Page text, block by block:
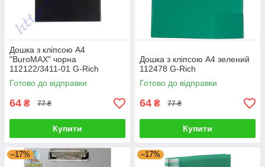
Дошка з кліпсою А4
"BuroMAX" чорна
112122/3411-01 G-Rich
Готово до відправки
64 ₴ 77 ₴
Купити
Дошка з кліпсою А4 зелений
112478 G-Rich
Готово до відправки
64 ₴ 77 ₴
Купити
–17% –17%